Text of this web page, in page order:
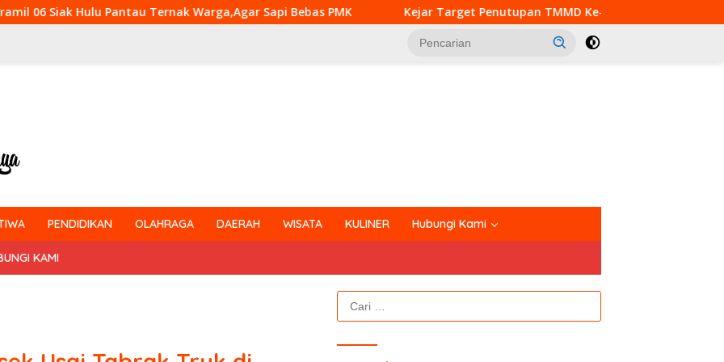
Ternak Warga,Agar Sapi Bebas PMK Kejar Target Penutupan TMMD Ke-129, Satgas Kodim 0313/KPR Kebut
PENDIDIKAN OLAHRAGA DAERAH WISATA KULINER Hubungi Kami
KAMI
Cari
untuk: